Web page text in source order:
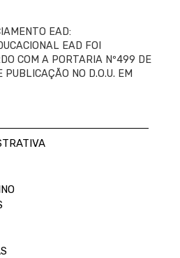
EAD:
EAD FOI
COM A PORTARIA Nº499 DE
NO D.O.U. EM